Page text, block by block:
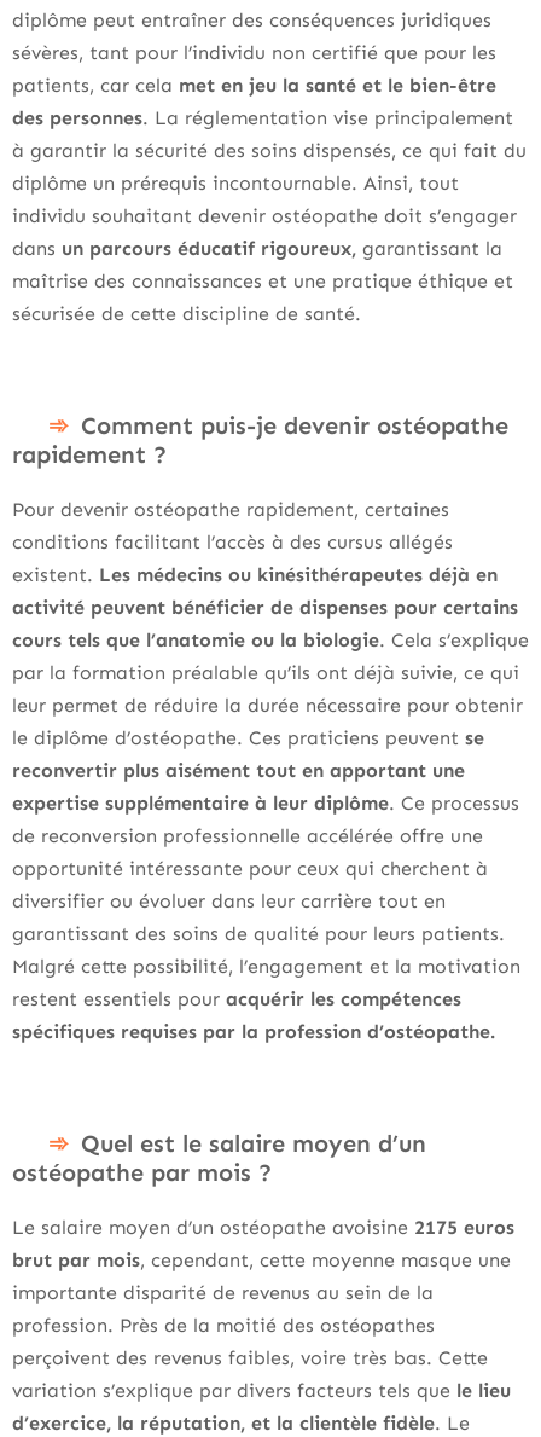
diplôme peut entraîner des conséquences juridiques
sévères, tant pour l’individu non certifié que pour les
patients, car cela met en jeu la santé et le bien-être
des personnes. La réglementation vise principalement
à garantir la sécurité des soins dispensés, ce qui fait du
diplôme un prérequis incontournable. Ainsi, tout
individu souhaitant devenir ostéopathe doit s’engager
dans un parcours éducatif rigoureux, garantissant la
maîtrise des connaissances et une pratique éthique et
sécurisée de cette discipline de santé.
Comment puis-je devenir ostéopathe
rapidement ?
Pour devenir ostéopathe rapidement, certaines
conditions facilitant l’accès à des cursus allégés
existent. Les médecins ou kinésithérapeutes déjà en
activité peuvent bénéficier de dispenses pour certains
cours tels que l’anatomie ou la biologie. Cela s’explique
par la formation préalable qu’ils ont déjà suivie, ce qui
leur permet de réduire la durée nécessaire pour obtenir
le diplôme d’ostéopathe. Ces praticiens peuvent se
reconvertir plus aisément tout en apportant une
expertise supplémentaire à leur diplôme. Ce processus
de reconversion professionnelle accélérée offre une
opportunité intéressante pour ceux qui cherchent à
diversifier ou évoluer dans leur carrière tout en
garantissant des soins de qualité pour leurs patients.
Malgré cette possibilité, l’engagement et la motivation
restent essentiels pour acquérir les compétences
spécifiques requises par la profession d’ostéopathe.
Quel est le salaire moyen d’un
ostéopathe par mois ?
Le salaire moyen d’un ostéopathe avoisine 2175 euros
brut par mois, cependant, cette moyenne masque une
importante disparité de revenus au sein de la
profession. Près de la moitié des ostéopathes
perçoivent des revenus faibles, voire très bas. Cette
variation s’explique par divers facteurs tels que le lieu
d’exercice, la réputation, et la clientèle fidèle. Le